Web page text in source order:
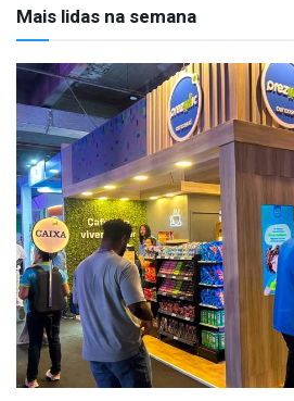
Mais lidas na semana